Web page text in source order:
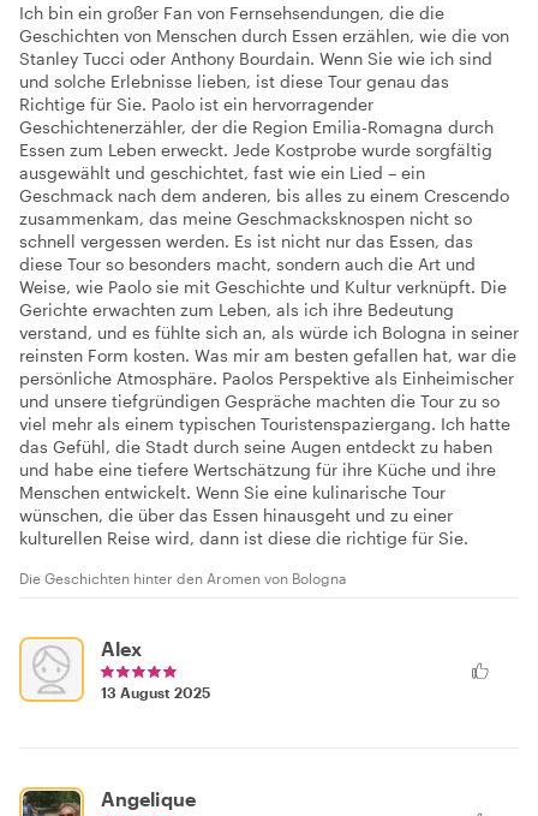
Ich bin ein großer Fan von Fernsehsendungen, die die
Geschichten von Menschen durch Essen erzählen, wie die von
Stanley Tucci oder Anthony Bourdain. Wenn Sie wie ich sind
und solche Erlebnisse lieben, ist diese Tour genau das
Richtige für Sie. Paolo ist ein hervorragender
Geschichtenerzähler, der die Region Emilia-Romagna durch
Essen zum Leben erweckt. Jede Kostprobe wurde sorgfältig
ausgewählt und geschichtet, fast wie ein Lied – ein
Geschmack nach dem anderen, bis alles zu einem Crescendo
zusammenkam, das meine Geschmacksknospen nicht so
schnell vergessen werden. Es ist nicht nur das Essen, das
diese Tour so besonders macht, sondern auch die Art und
Weise, wie Paolo sie mit Geschichte und Kultur verknüpft. Die
Gerichte erwachten zum Leben, als ich ihre Bedeutung
verstand, und es fühlte sich an, als würde ich Bologna in seiner
reinsten Form kosten. Was mir am besten gefallen hat, war die
persönliche Atmosphäre. Paolos Perspektive als Einheimischer
und unsere tiefgründigen Gespräche machten die Tour zu so
viel mehr als einem typischen Touristenspaziergang. Ich hatte
das Gefühl, die Stadt durch seine Augen entdeckt zu haben
und habe eine tiefere Wertschätzung für ihre Küche und ihre
Menschen entwickelt. Wenn Sie eine kulinarische Tour
wünschen, die über das Essen hinausgeht und zu einer
kulturellen Reise wird, dann ist diese die richtige für Sie.
Die Geschichten hinter den Aromen von Bologna
Alex
13 August 2025
Angelique